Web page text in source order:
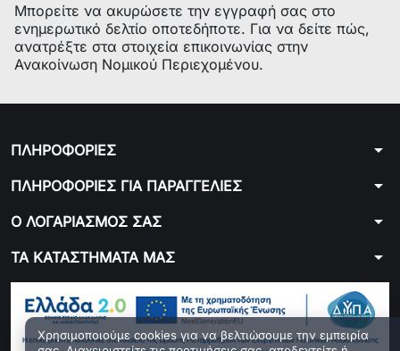
Μπορείτε να ακυρώσετε την εγγραφή σας στο
ενημερωτικό δελτίο οποτεδήποτε. Για να δείτε πώς,
ανατρέξτε στα στοιχεία επικοινωνίας στην
Ανακοίνωση Νομικού Περιεχομένου.
ΠΛΗΡΟΦΟΡΙΕΣ arrow_drop_down
ΠΛΗΡΟΦΟΡΙΕΣ ΓΙΑ ΠΑΡΑΓΓΕΛΙΕΣ arrow_drop_down
Ο ΛΟΓΑΡΙΑΣΜΟΣ ΣΑΣ arrow_drop_down
ΤΑ ΚΑΤΑΣΤΗΜΑΤΑ ΜΑΣ arrow_drop_down
Χρησιμοποιούμε cookies για να βελτιώσουμε την εμπειρία